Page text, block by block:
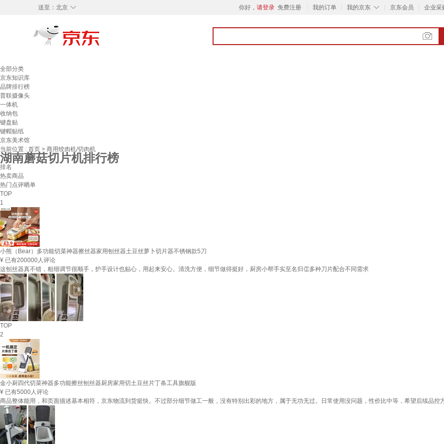
◇
送至： 北京 你好， 请登录 免费注册 我的订单 ◇
我的京东 京东会员 企业采
全部分类
京东知识库
品牌排行榜
普联摄像头
一体机
收纳包
键盘贴
键帽贴纸
京东美术馆
当前位置 : 首页 > 商用绞肉机/切肉机
湖南蘑菇切片机排行榜
排名
热卖商品
热门点评晒单
TOP
1
小熊（Bear）多功能切菜神器擦丝器家用刨丝器土豆丝萝卜切片器不锈钢款5刀
¥ 已有200000人评论
这刨丝器真不错，粗细调节很顺手，护手设计也贴心，用起来安心。清洗方便，细节做得挺好，厨房小帮手实至名归👏多种刀片配合不同需求
TOP
2
金小厨四代切菜神器多功能擦丝刨丝器厨房家用切土豆丝片丁条工具旗舰版
¥ 已有5000人评论
商品整体能用，和页面描述基本相符，京东物流到货挺快。不过部分细节做工一般，没有特别出彩的地方，属于无功无过。日常使用没问题，性价比中等，希望后续品控